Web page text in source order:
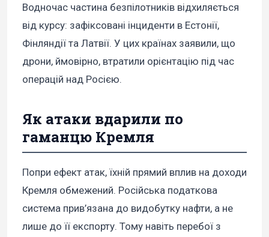
Водночас частина безпілотників відхиляється
від курсу: зафіксовані інциденти в Естонії,
Фінляндії та Латвії. У цих країнах заявили, що
дрони, ймовірно, втратили орієнтацію під час
операцій над Росією.
Як атаки вдарили по
гаманцю Кремля
Попри ефект атак, їхній прямий вплив на доходи
Кремля обмежений. Російська податкова
система прив’язана до видобутку нафти, а не
лише до її експорту. Тому навіть перебої з